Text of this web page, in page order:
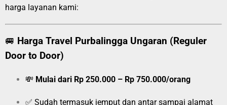
harga layanan kami:
🚐 Harga Travel Purbalingga Ungaran (Reguler
Door to Door)
💸 Mulai dari Rp 250.000 – Rp 750.000/orang
✅ Sudah termasuk jemput dan antar sampai alamat